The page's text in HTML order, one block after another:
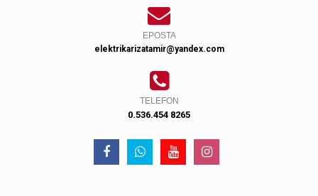
EPOSTA
elektrikarizatamir@yandex.com
TELEFON
0.536.454 8265